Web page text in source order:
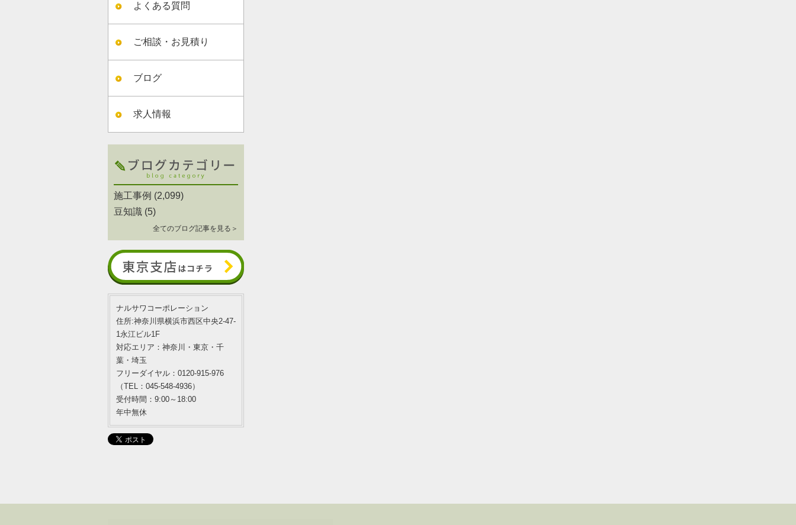
よくある質問
ご相談・お見積り
ブログ
求人情報
施工事例 (2,099)
豆知識 (5)
全てのブログ記事を見る＞
ナルサワコーポレーション
住所:神奈川県横浜市西区中央2-47-
1永江ビル1F
対応エリア：神奈川・東京・千
葉・埼玉
フリーダイヤル：0120-915-976
（TEL：045-548-4936）
受付時間：9:00～18:00
年中無休